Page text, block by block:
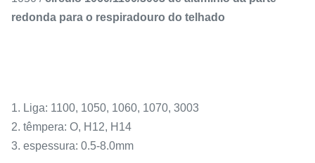
redonda para o respiradouro do telhado
1. Liga: 1100, 1050, 1060, 1070, 3003
2. têmpera: O, H12, H14
3. espessura: 0.5-8.0mm